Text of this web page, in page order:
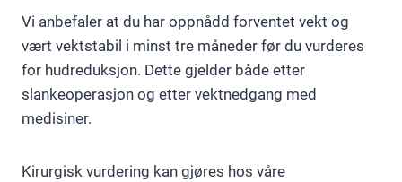
Vi anbefaler at du har oppnådd forventet vekt og
vært vektstabil i minst tre måneder før du vurderes
for hudreduksjon. Dette gjelder både etter
slankeoperasjon og etter vektnedgang med
medisiner.
Kirurgisk vurdering kan gjøres hos våre